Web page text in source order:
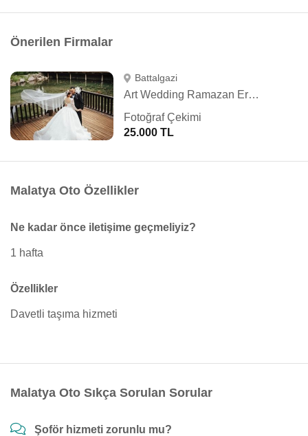
Önerilen Firmalar
Battalgazi
Art Wedding Ramazan Ergün
Fotoğraf Çekimi
25.000 TL
Malatya Oto Özellikler
Ne kadar önce iletişime geçmeliyiz?
1 hafta
Özellikler
Davetli taşıma hizmeti
Malatya Oto Sıkça Sorulan Sorular
Şoför hizmeti zorunlu mu?